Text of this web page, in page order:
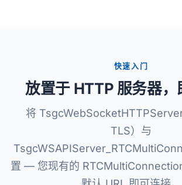
快速入门
放置于 HTTP 服务器，
将
TLS）与
置 — 您现有的